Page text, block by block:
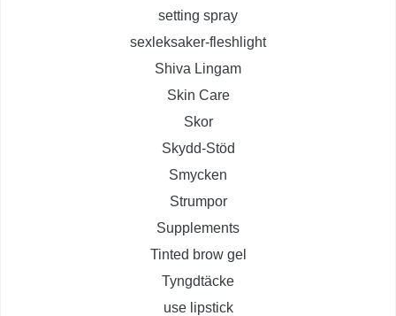
setting spray
sexleksaker-fleshlight
Shiva Lingam
Skin Care
Skor
Skydd-Stöd
Smycken
Strumpor
Supplements
Tinted brow gel
Tyngdtäcke
use lipstick